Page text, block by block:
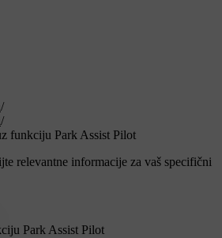
/
/
funkciju Park Assist Pilot
relevantne informacije za vaš specifični
Park Assist Pilot